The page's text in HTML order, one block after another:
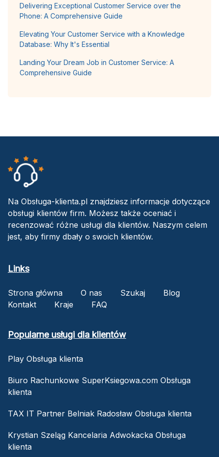
Delivering Exceptional Customer Service over the
Phone: A Comprehensive Guide
Elevating Your Customer Service with a Knowledge
Database: Why It's Essential
Landing Your Dream Job in Customer Service: A
Comprehensive Guide
Na Obsługa-klienta.pl znajdziesz informacje dotyczące
obsługi klientów firm. Możesz także oceniać i
recenzować różne usługi dla klientów. Naszym celem
jest, aby firmy dbały o swoich klientów.
Links
Strona główna O nas Szukaj
Blog
Kontakt
Kraje FAQ
Popularne usługi dla klientów
Play Obsługa klienta
Biuro Rachunkowe SuperKsiegowa.com Obsługa
klienta
TAX IT Partner Belniak Radosław Obsługa klienta
Krystian Szeląg Kancelaria Adwokacka Obsługa
klienta